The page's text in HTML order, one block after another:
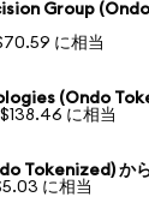
Group
に相当
(Ondo
に相当
Tokenized) か
に相当